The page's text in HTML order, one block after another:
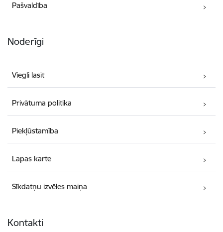
Pašvaldība
Noderīgi
Viegli lasīt
Privātuma politika
Piekļūstamība
Lapas karte
Sīkdatņu izvēles maiņa
Kontakti